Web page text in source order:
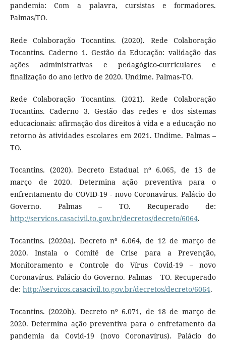
pandemia: Com a palavra, cursistas e formadores.
Palmas/TO.
Rede Colaboração Tocantins. (2020). Rede Colaboração
Tocantins. Caderno 1. Gestão da Educação: validação das
ações administrativas e pedagógico-curriculares e
finalização do ano letivo de 2020. Undime. Palmas-TO.
Rede Colaboração Tocantins. (2021). Rede Colaboração
Tocantins. Caderno 3. Gestão das redes e dos sistemas
educacionais: afirmação dos direitos à vida e a educação no
retorno às atividades escolares em 2021. Undime. Palmas –
TO.
Tocantins. (2020). Decreto Estadual nº 6.065, de 13 de
março de 2020. Determina ação preventiva para o
enfrentamento do COVID-19 - novo Coronavírus. Palácio do
Governo. Palmas – TO. Recuperado de:
http://servicos.casacivil.to.gov.br/decretos/decreto/6064.
Tocantins. (2020a). Decreto nº 6.064, de 12 de março de
2020. Instala o Comitê de Crise para a Prevenção,
Monitoramento e Controle do Vírus Covid-19 – novo
Coronavírus. Palácio do Governo. Palmas – TO. Recuperado
de: http://servicos.casacivil.to.gov.br/decretos/decreto/6064.
Tocantins. (2020b). Decreto nº 6.071, de 18 de março de
2020. Determina ação preventiva para o enfretamento da
pandemia da Covid-19 (novo Coronavírus). Palácio do